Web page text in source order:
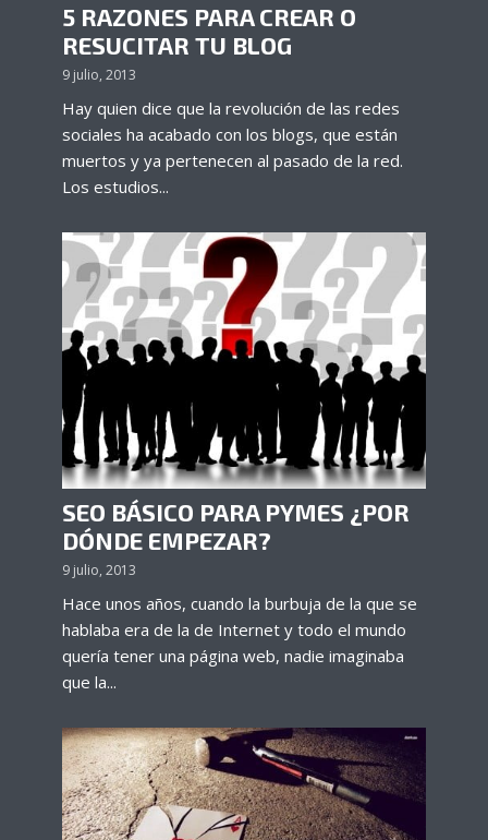
5 RAZONES PARA CREAR O
RESUCITAR TU BLOG
9 julio, 2013
Hay quien dice que la revolución de las redes
sociales ha acabado con los blogs, que están
muertos y ya pertenecen al pasado de la red.
Los estudios...
SEO BÁSICO PARA PYMES ¿POR
DÓNDE EMPEZAR?
9 julio, 2013
Hace unos años, cuando la burbuja de la que se
hablaba era de la de Internet y todo el mundo
quería tener una página web, nadie imaginaba
que la...